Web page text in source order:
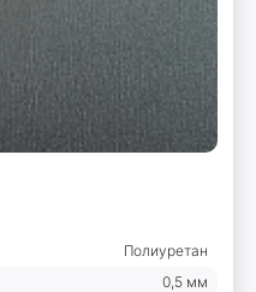
Полиуретан
0,5 мм